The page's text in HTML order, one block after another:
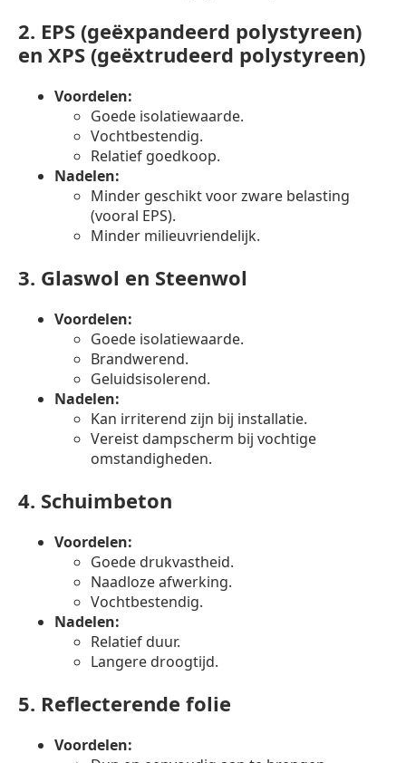
2. EPS (geëxpandeerd polystyreen)
en XPS (geëxtrudeerd polystyreen)
Voordelen:
Goede isolatiewaarde.
Vochtbestendig.
Relatief goedkoop.
Nadelen:
Minder geschikt voor zware belasting
(vooral EPS).
Minder milieuvriendelijk.
3. Glaswol en Steenwol
Voordelen:
Goede isolatiewaarde.
Brandwerend.
Geluidsisolerend.
Nadelen:
Kan irriterend zijn bij installatie.
Vereist dampscherm bij vochtige
omstandigheden.
4. Schuimbeton
Voordelen:
Goede drukvastheid.
Naadloze afwerking.
Vochtbestendig.
Nadelen:
Relatief duur.
Langere droogtijd.
5. Reflecterende folie
Voordelen: